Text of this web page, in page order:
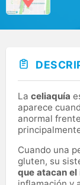
La celiaquía
aparece
anormal
Cuando una
gluten, su
que atacan